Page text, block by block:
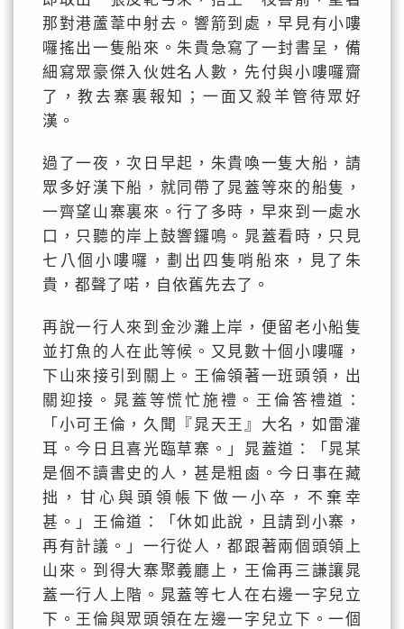
那對港蘆葦中射去。響箭到處，早見有小嘍
囉搖出一隻船來。朱貴急寫了一封書呈，備
細寫眾豪傑入伙姓名人數，先付與小嘍囉齎
了，教去寨裏報知；一面又殺羊管待眾好
漢。
過了一夜，次日早起，朱貴喚一隻大船，請
眾多好漢下船，就同帶了晁蓋等來的船隻，
一齊望山寨裏來。行了多時，早來到一處水
口，只聽的岸上鼓響鑼鳴。晁蓋看時，只見
七八個小嘍囉，劃出四隻哨船來，見了朱
貴，都聲了喏，自依舊先去了。
再說一行人來到金沙灘上岸，便留老小船隻
並打魚的人在此等候。又見數十個小嘍囉，
下山來接引到關上。王倫領著一班頭領，出
關迎接。晁蓋等慌忙施禮。王倫答禮道：
「小可王倫，久聞『晁天王』大名，如雷灌
耳。今日且喜光臨草寨。」晁蓋道：「晁某
是個不讀書史的人，甚是粗鹵。今日事在藏
拙，甘心與頭領帳下做一小卒，不棄幸
甚。」王倫道：「休如此說，且請到小寨，
再有計議。」一行從人，都跟著兩個頭領上
山來。到得大寨聚義廳上，王倫再三謙讓晁
蓋一行人上階。晁蓋等七人在右邊一字兒立
下。王倫與眾頭領在左邊一字兒立下。一個